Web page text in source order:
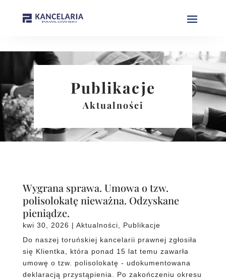
Publikacje
Aktualności
Wygrana sprawa. Umowa o tzw.
polisolokatę nieważna. Odzyskane
pieniądze.
kwi 30, 2026 | Aktualności
Publikacje
Do naszej toruńskiej kancelarii prawnej zgłosiła
się Klientka, która ponad 15 lat temu zawarła
umowę o tzw. polisolokatę - udokumentowana
deklaracją przystąpienia. Po zakończeniu okresu